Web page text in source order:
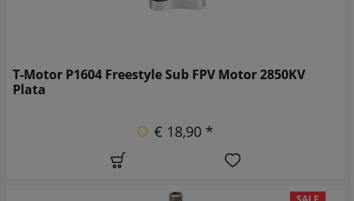
T-Motor P1604 Freestyle Sub FPV Motor 2850KV
Plata
€ 18,90 *